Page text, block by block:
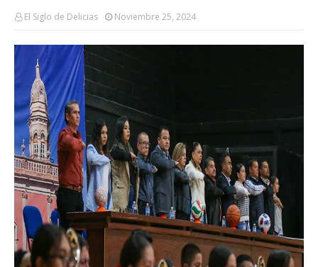
El Siglo de Delicias Noviembre 25, 2024